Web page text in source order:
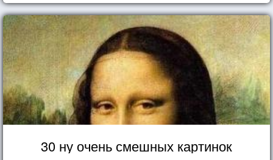
30 ну очень смешных картинок